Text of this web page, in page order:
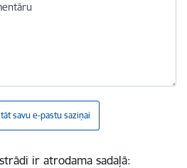
savu e-pastu saziņai
ir atrodama sadaļā: